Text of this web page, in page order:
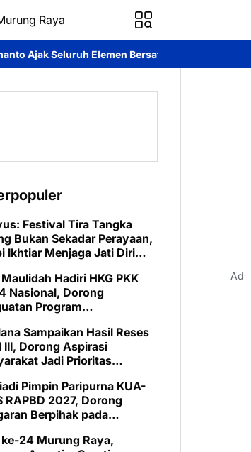
Raya
Bersatu Cegah Bencana Perkuat Sinergi dan
Festival Tira Tangka
Bukan Sekadar Perayaan,
Ikhtiar Menjaga Jati Diri
Hadiri HKG PKK
Nasional, Dorong
Program
Raya
Sampaikan Hasil Reses
III, Dorong Aspirasi
Jadi Prioritas
Pimpin Paripurna KUA-
RAPBD 2027, Dorong
Berpihak pada
ke-24 Murung Raya,
Ad